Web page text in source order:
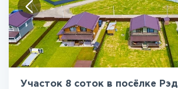
Участок 8 соток в посёлке Рэд